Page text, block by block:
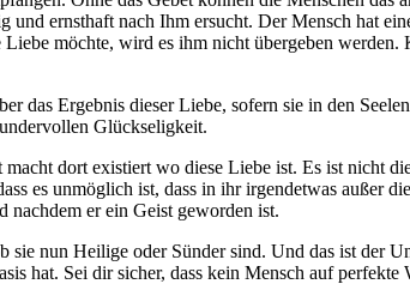
ernsthaft nach Ihm ersucht. Der Mensch hat
möchte, wird es ihm nicht übergeben
das Ergebnis dieser Liebe, sofern sie in den
Glückseligkeit.
dort existiert wo diese Liebe ist. Es ist nicht
es unmöglich ist, dass in ihr irgendetwas außer
nachdem er ein Geist geworden ist.
nun Heilige oder Sünder sind. Und das ist der
hat. Sei dir sicher, dass kein Mensch auf